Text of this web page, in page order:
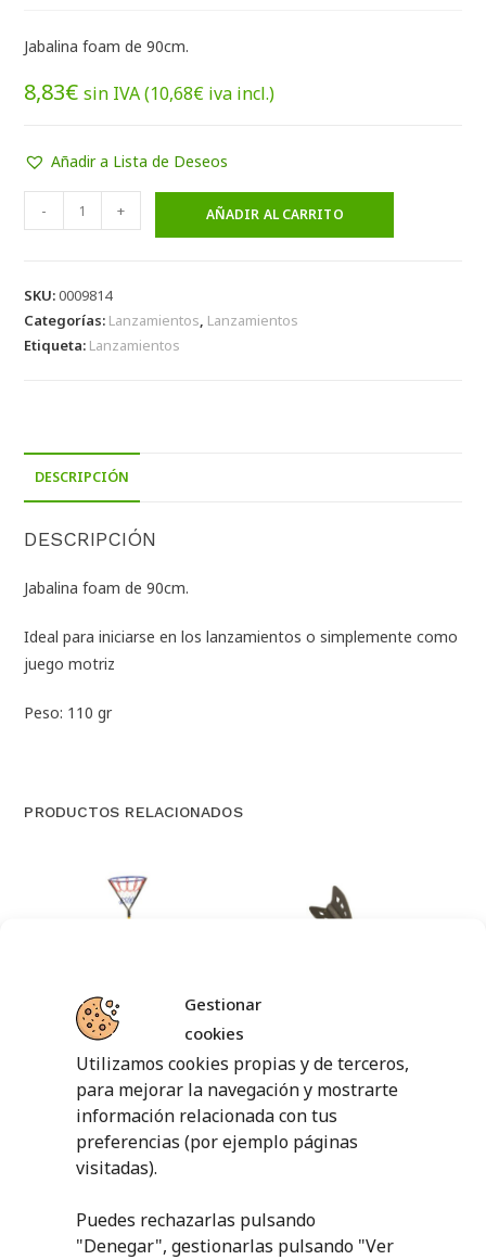
Gestionar
cookies
Utilizamos cookies propias y de terceros,
para mejorar la navegación y mostrarte
información relacionada con tus
preferencias (por ejemplo páginas
visitadas).
Puedes rechazarlas pulsando
"Denegar", gestionarlas pulsando "Ver
Jabalina foam de 90cm.
8,83€ sin IVA (10,68€ iva incl.)
Añadir a Lista de Deseos
- + AÑADIR AL CARRITO
SKU:0009814
Categorías: Lanzamientos, Lanzamientos
Etiqueta: Lanzamientos
DESCRIPCIÓN
DESCRIPCIÓN
Jabalina foam de 90cm.
Ideal para iniciarse en los lanzamientos o simplemente como
juego motriz
Peso: 110 gr
PRODUCTOS RELACIONADOS
CONJUNTO
CANASTA MÁS UN
POSTE LARGO MÁS
UN ARO)
145,73€ sin IVA
176,33€iva incl.)
CARRITO
5,15€ sin IVA (6,23
iva incl.)
AÑADIR AL